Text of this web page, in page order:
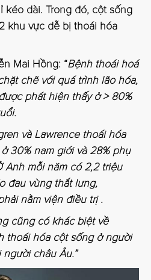
kéo dài. Trong đó, cột sống
khu vực dễ bị thoái hóa
Mai Hồng: “Bệnh thoái hoá
chẽ với quá trình lão hóa,
phát hiện thấy ở > 80%
và Lawrence thoái hóa
30% nam giới và 28% phụ
Anh mỗi năm có 2,2 triệu
đau vùng thắt lưng,
nằm viện điều trị .
cũng có khác biệt về
thoái hóa cột sống ở người
châu Âu.”